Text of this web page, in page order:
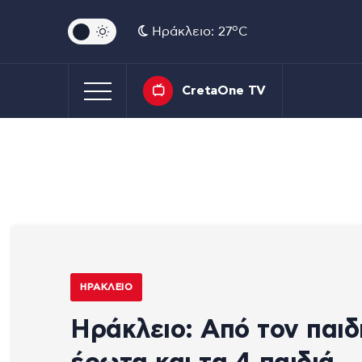
Ηράκλειο: 27oC
CretaOne TV
ΗΡΆΚΛΕΙΟ
Ηράκλειο: Από τον